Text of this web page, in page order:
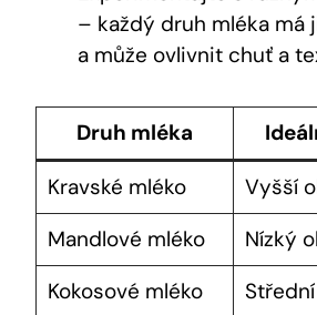
– každý druh mléka má
a může ovlivnit chuť a
Druh mléka
Kravské mléko
Vyšší
Mandlové mléko
Nízký
Kokosové mléko